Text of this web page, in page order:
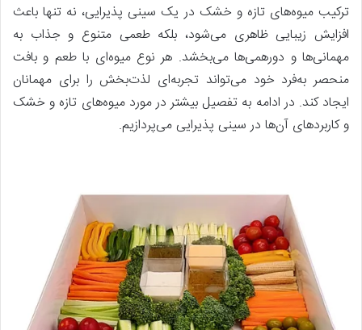
ترکیب میوه‌های تازه و خشک در یک سینی پذیرایی، نه تنها باعث
افزایش زیبایی ظاهری می‌شود، بلکه طعمی متنوع و جذاب به
مهمانی‌ها و دورهمی‌ها می‌بخشد. هر نوع میوه‌ای با طعم و بافت
منحصر به‌فرد خود می‌تواند تجربه‌ای لذت‌بخش را برای مهمانان
ایجاد کند. در ادامه به تفصیل بیشتر در مورد میوه‌های تازه و خشک
و کاربردهای آن‌ها در سینی پذیرایی می‌پردازیم.